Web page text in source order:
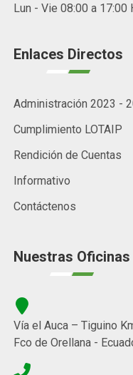
Lun - Vie 08:00 a 17:00
Enlaces Directos
Administración 2023 -
Cumplimiento LOTAIP
Rendición de Cuentas
Informativo
Contáctenos
Nuestras Oficinas
Vía el Auca – Tiguino
Fco de Orellana -